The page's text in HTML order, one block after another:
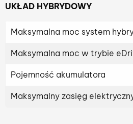
UKŁAD HYBRYDOWY
Maksymalna moc system
Maksymalna moc w trybie
Pojemność akumulatora
Maksymalny zasięg